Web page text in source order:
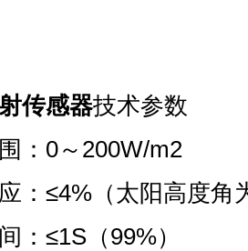
传感器技术参数
：0～200W/m2
：≤4%（太阳高度角
：≤1S（99%）